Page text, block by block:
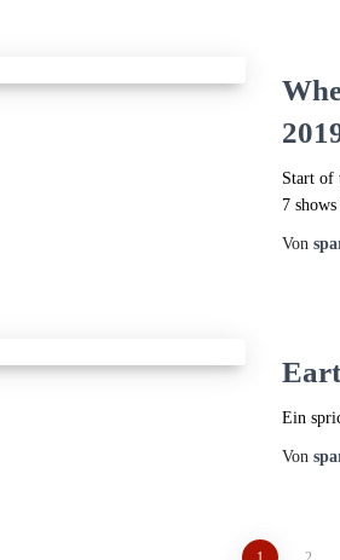
Start of
7
Von
Ein
Von